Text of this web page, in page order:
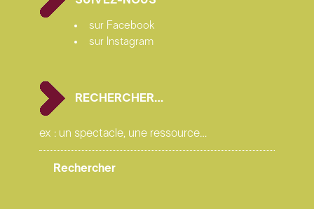
sur Facebook
sur Instagram
RECHERCHER…